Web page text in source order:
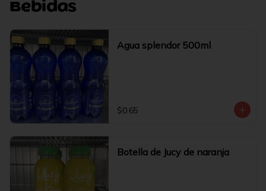
Bebidas
Agua splendor 500ml
$0.65
Botella de Jucy de naranja